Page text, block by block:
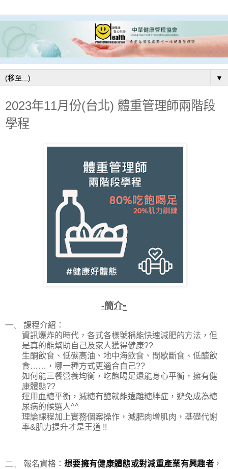
▼
2023年11月份(台北) 體重管理師兩階段
學程
-簡介-
一、
課程介紹：
資訊爆炸的時代，各式各樣號稱能快速減肥的方法，但
是真的能幫助自己及家人獲得健康??
生酮飲食、低碳高油、地中海飲食、間歇斷食、低醣飲
食…… ，哪一種方式更適合自己??
如何能三餐營養均衡，吃飽喝足還能身心平衡，擁有健
康體態??
運用血糖平衡，減糖有醣就能遠離糖胖症，避免成為糖
尿病的候選人^^
理論課程加上實務個案操作，減肥肉增肌肉，基礎代謝
率&肌力提升才是王道 !!
二、 報名資格： 想要擁有健康體態或對減重產業有興趣者 ，